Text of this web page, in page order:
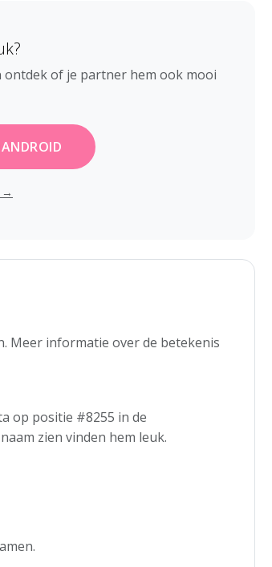
ontdek of je partner hem ook mooi
ANDROID
→
Meer informatie over de betekenis
op positie #8255 in de
zien vinden hem leuk.